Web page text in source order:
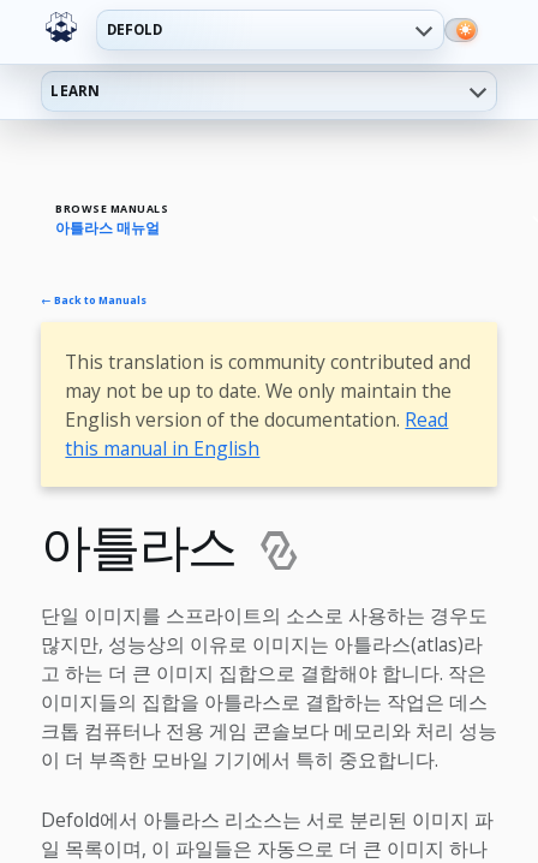
DEFOLD
LEARN
BROWSE MANUALS
아틀라스 매뉴얼
← Back to Manuals
This translation is community contributed and
may not be up to date. We only maintain the
English version of the documentation. Read
this manual in English
아틀라스
단일 이미지를 스프라이트의 소스로 사용하는 경우도
많지만, 성능상의 이유로 이미지는 아틀라스(atlas)라
고 하는 더 큰 이미지 집합으로 결합해야 합니다. 작은
이미지들의 집합을 아틀라스로 결합하는 작업은 데스
크톱 컴퓨터나 전용 게임 콘솔보다 메모리와 처리 성능
이 더 부족한 모바일 기기에서 특히 중요합니다.
Defold에서 아틀라스 리소스는 서로 분리된 이미지 파
일 목록이며, 이 파일들은 자동으로 더 큰 이미지 하나